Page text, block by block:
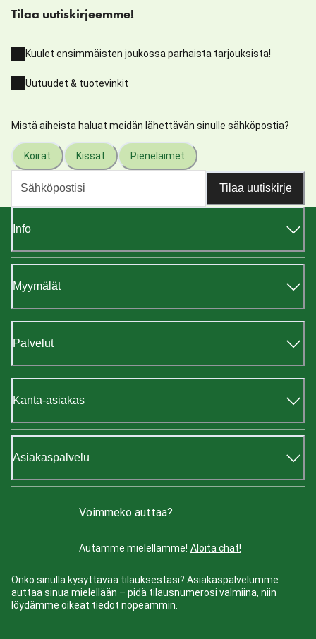
Tilaa uutiskirjeemme!
Kuulet ensimmäisten joukossa parhaista tarjouksista!
Uutuudet & tuotevinkit
Mistä aiheista haluat meidän lähettävän sinulle sähköpostia?
Koirat Kissat Pieneläimet
Tilaa uutiskirje
Info
Myymälät
Palvelut
Kanta-asiakas
Asiakaspalvelu
Voimmeko auttaa?
Autamme mielellämme! Aloita chat!
Onko sinulla kysyttävää tilauksestasi? Asiakaspalvelumme
auttaa sinua mielellään – pidä tilausnumerosi valmiina, niin
löydämme oikeat tiedot nopeammin.